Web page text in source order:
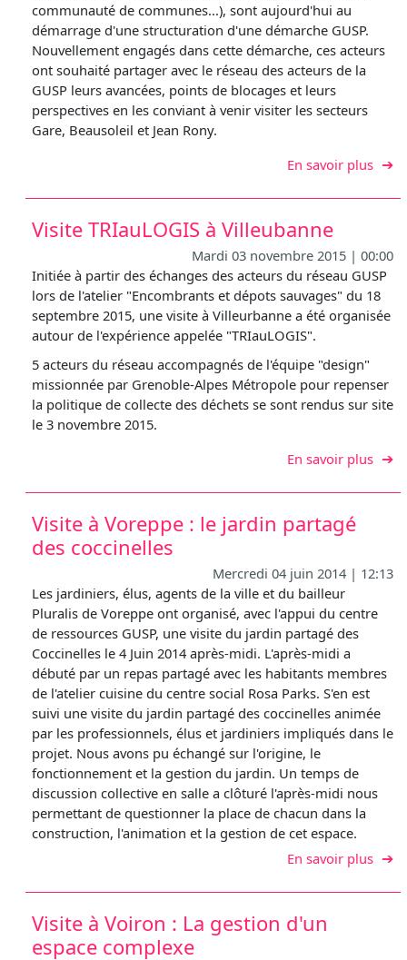
communauté de communes...), sont aujourd'hui au
démarrage d'une structuration d'une démarche GUSP.
Nouvellement engagés dans cette démarche, ces acteurs
ont souhaité partager avec le réseau des acteurs de la
GUSP leurs avancées, points de blocages et leurs
perspectives en les conviant à venir visiter les secteurs
Gare, Beausoleil et Jean Rony.
En savoir plussur
Visite TRIauLOGIS à Villeubanne
Mardi 03 novembre 2015 | 00:00
Initiée à partir des échanges des acteurs du réseau GUSP
lors de l'atelier "Encombrants et dépots sauvages" du 18
septembre 2015, une visite à Villeurbanne a été organisée
autour de l'expérience appelée "TRIauLOGIS".
5 acteurs du réseau accompagnés de l'équipe "design"
missionnée par Grenoble-Alpes Métropole pour repenser
la politique de collecte des déchets se sont rendus sur site
le 3 novembre 2015.
En savoir plussur
Visite à Voreppe : le jardin partagé
des coccinelles
Mercredi 04 juin 2014 | 12:13
Les jardiniers, élus, agents de la ville et du bailleur
Pluralis de Voreppe ont organisé, avec l'appui du centre
de ressources GUSP, une visite du jardin partagé des
Coccinelles le 4 Juin 2014 après-midi. L'après-midi a
débuté par un repas partagé avec les habitants membres
de l'atelier cuisine du centre social Rosa Parks. S'en est
suivi une visite du jardin partagé des coccinelles animée
par les professionnels, élus et jardiniers impliqués dans le
projet. Nous avons pu échangé sur l'origine, le
fonctionnement et la gestion du jardin. Un temps de
discussion collective en salle a clôturé l'après-midi nous
permettant de questionner la place de chacun dans la
construction, l'animation et la gestion de cet espace.
En savoir plussur
Visite à Voiron : La gestion d'un
espace complexe